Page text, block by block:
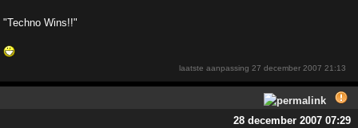
"Techno Wins!!"
laatste aanpassing27 december 2007 21:13
28 december 2007 07:29